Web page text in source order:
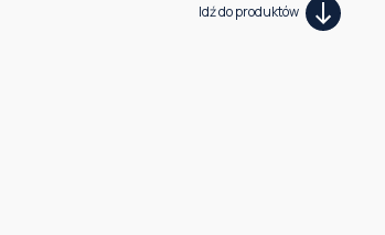
Idź do produktów